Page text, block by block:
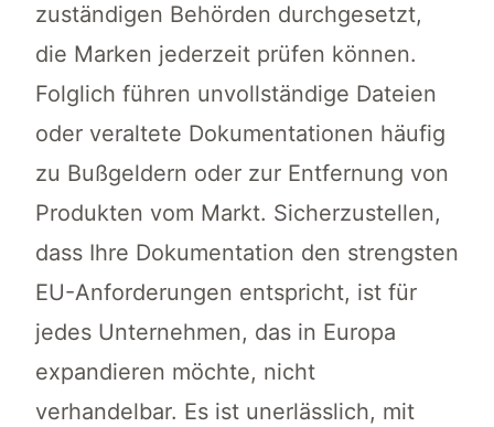
zuständigen Behörden durchgesetzt,
die Marken jederzeit prüfen können.
Folglich führen unvollständige Dateien
oder veraltete Dokumentationen häufig
zu Bußgeldern oder zur Entfernung von
Produkten vom Markt. Sicherzustellen,
dass Ihre Dokumentation den strengsten
EU-Anforderungen entspricht, ist für
jedes Unternehmen, das in Europa
expandieren möchte, nicht
verhandelbar. Es ist unerlässlich, mit